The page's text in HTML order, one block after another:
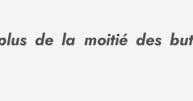
de la moitié des